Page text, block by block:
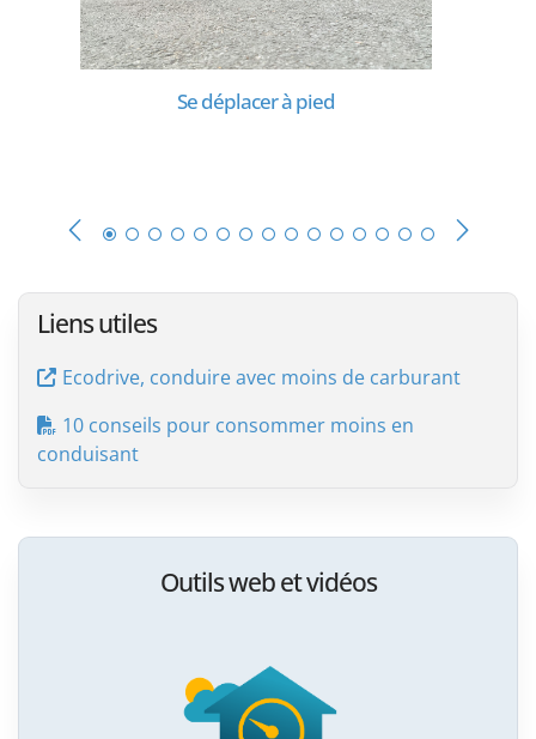
Se déplacer à pied
Liens utiles
Ecodrive, conduire avec moins de carburant
10 conseils pour consommer moins en
conduisant
Outils web et vidéos